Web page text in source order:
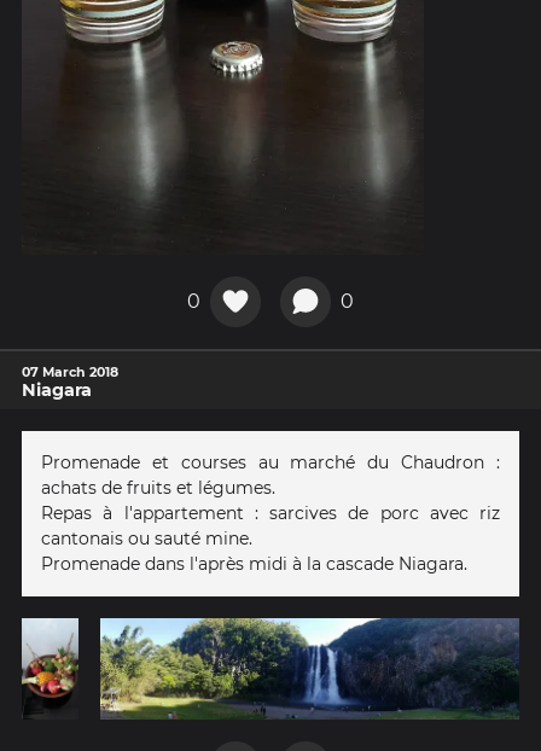
0 0
07 March 2018
Niagara
Promenade et courses au marché du Chaudron :
achats de fruits et légumes.
Repas à l'appartement : sarcives de porc avec riz
cantonais ou sauté mine.
Promenade dans l'après midi à la cascade Niagara.